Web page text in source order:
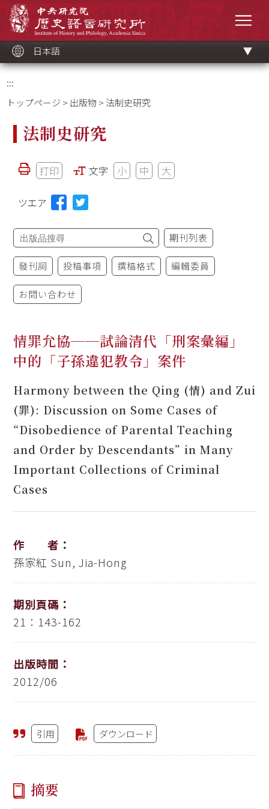
ッ
ク
日本語
:::
トップページ > 出版物 > 法制史研究
法制史研究
打印 文字 小 中 大
ツエア
期刊列表
發刊詞 投稿事項 撰稿格式 編輯委員
お問い合わせ
情罪允協──試論清代「刑案彙編」
中的「子孫違犯教令」案件
Harmony between the Qing (情) and Zui
(罪): Discussion on Some Cases of
“Disobedience of Parental Teaching
and Order by Descendants” in Many
Important Collections of Criminal
Cases
作 者：
孫家紅 Sun, Jia-Hong
期別頁碼：
21：143-162
出版時間：
2012/06
引用 ダウンロード
摘要